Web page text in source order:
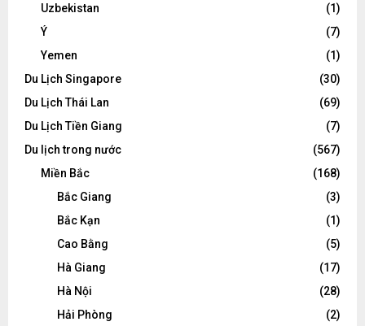
Uzbekistan
(1)
Ý
(7)
Yemen
(1)
Du Lịch Singapore
(30)
Du Lịch Thái Lan
(69)
Du Lịch Tiền Giang
(7)
Du lịch trong nước
(567)
Miền Bắc
(168)
Bắc Giang
(3)
Bắc Kạn
(1)
Cao Bằng
(5)
Hà Giang
(17)
Hà Nội
(28)
Hải Phòng
(2)